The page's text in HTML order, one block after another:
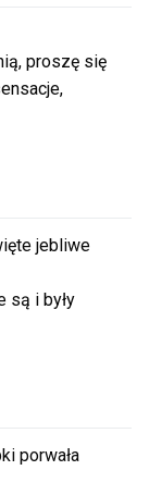
proszę się
jebliwe
są i były
porwała